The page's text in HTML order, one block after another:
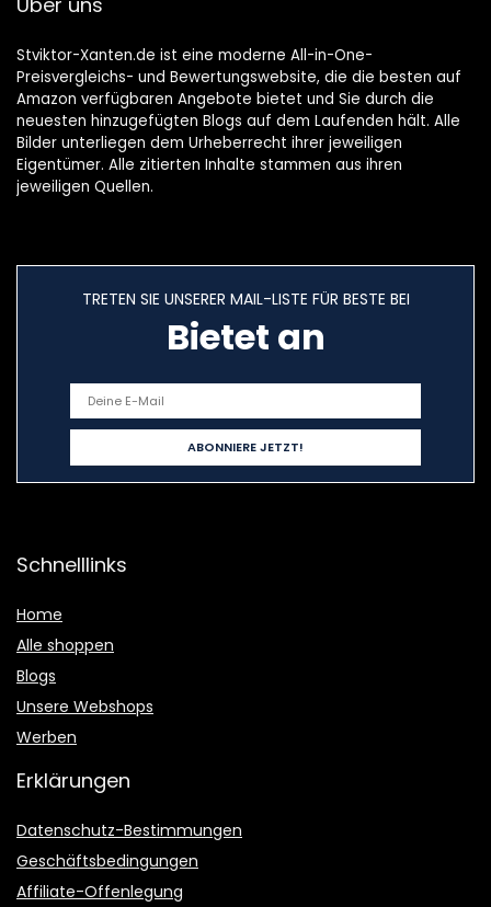
Stviktor-Xanten.de ist eine moderne All-in-One-
Preisvergleichs- und Bewertungswebsite, die die besten auf
Amazon verfügbaren Angebote bietet und Sie durch die
neuesten hinzugefügten Blogs auf dem Laufenden hält. Alle
Bilder unterliegen dem Urheberrecht ihrer jeweiligen
Eigentümer. Alle zitierten Inhalte stammen aus ihren
jeweiligen Quellen.
TRETEN SIE UNSERER MAIL-LISTE FÜR BESTE BEI
Bietet an
Schnelllinks
Home
Alle shoppen
Blogs
Unsere Webshops
Werben
Erklärungen
Datenschutz-Bestimmungen
Geschäftsbedingungen
Affiliate-Offenlegung